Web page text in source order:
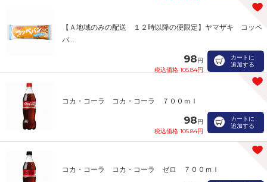
【Ａ地域のみの配送 １２時以降の便限定】ヤマザキ コッペ
パ...
98円
税込価格 105.84円
カートに
追加する
コカ・コーラ コカ・コーラ ７００ｍｌ
98円
税込価格 105.84円
カートに
追加する
コカ・コーラ コカ・コーラ ゼロ ７００ｍｌ